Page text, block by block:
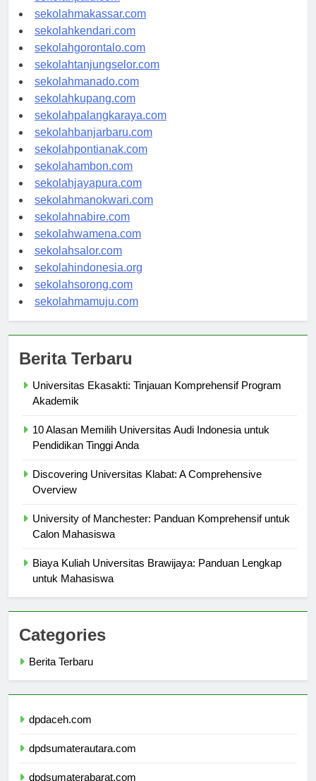
sekolahpalu.com
sekolahmakassar.com
sekolahkendari.com
sekolahgorontalo.com
sekolahtanjungselor.com
sekolahmanado.com
sekolahkupang.com
sekolahpalangkaraya.com
sekolahbanjarbaru.com
sekolahpontianak.com
sekolahambon.com
sekolahjayapura.com
sekolahmanokwari.com
sekolahnabire.com
sekolahwamena.com
sekolahsalor.com
sekolahindonesia.org
sekolahsorong.com
Universitas Ekasakti: Tinjauan Komprehensif Program
10 Alasan Memilih Universitas Audi Indonesia untuk
Discovering Universitas Klabat: A Comprehensive
University of Manchester: Panduan Komprehensif untuk
Biaya Kuliah Universitas Brawijaya: Panduan Lengkap
Categories